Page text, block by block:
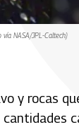
NASA/JPL-Caltech)
y rocas